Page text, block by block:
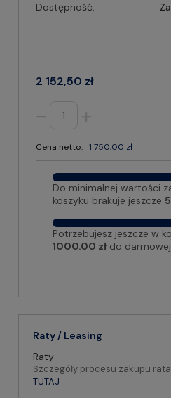
Dostępność:
2 152,50 zł
Cena netto: 1 750,00 zł
Do minimalnej wartości
koszyku brakuje jeszcze
Potrzebujesz jeszcze w
1000.00 zł do
Raty / Leasing
Raty
Szczegóły procesu zakupu
TUTAJ